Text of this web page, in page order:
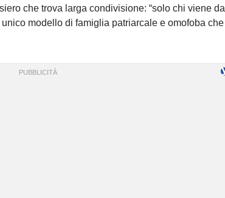
che trova larga condivisione: “solo chi viene dal
modello di famiglia patriarcale e omofoba che